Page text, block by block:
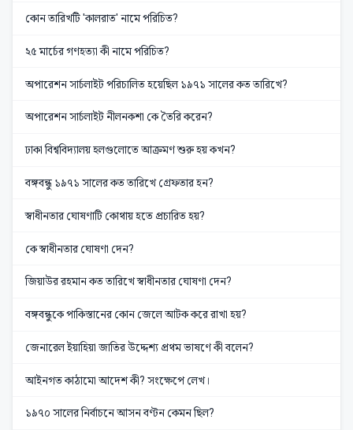
কোন তারিখটি 'কালরাত' নামে পরিচিত?
২৫ মার্চের গণহত্যা কী নামে পরিচিত?
অপারেশন সার্চলাইট পরিচালিত হয়েছিল ১৯৭১ সালের কত তারিখে?
অপারেশন সার্চলাইট নীলনকশা কে তৈরি করেন?
ঢাকা বিশ্ববিদ্যালয় হলগুলোতে আক্রমণ শুরু হয় কখন?
বঙ্গবন্ধু ১৯৭১ সালের কত তারিখে গ্রেফতার হন?
স্বাধীনতার ঘোষণাটি কোথায় হতে প্রচারিত হয়?
কে স্বাধীনতার ঘোষণা দেন?
জিয়াউর রহমান কত তারিখে স্বাধীনতার ঘোষণা দেন?
বঙ্গবন্ধুকে পাকিস্তানের কোন জেলে আটক করে রাখা হয়?
জেনারেল ইয়াহিয়া জাতির উদ্দেশ্য প্রথম ভাষণে কী বলেন?
আইনগত কাঠামো আদেশ কী? সংক্ষেপে লেখ।
১৯৭০ সালের নির্বাচনে আসন বণ্টন কেমন ছিল?